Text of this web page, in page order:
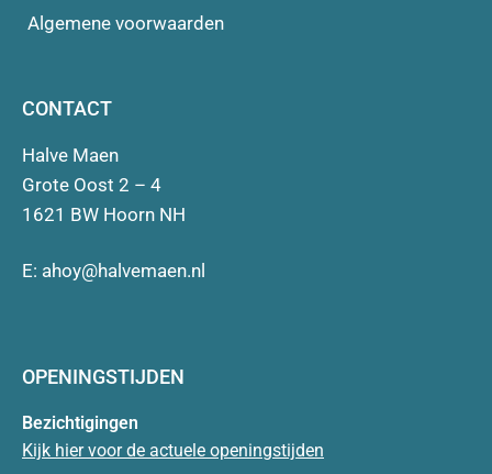
Algemene voorwaarden
CONTACT
Halve Maen
Grote Oost 2 – 4
1621 BW Hoorn NH
E: ahoy@halvemaen.nl
OPENINGSTIJDEN
Bezichtigingen
Kijk hier voor de actuele openingstijden